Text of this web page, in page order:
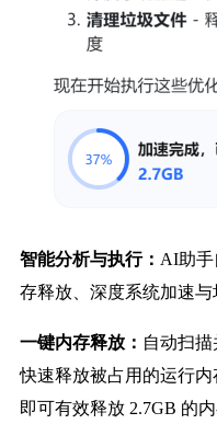
智能分析与执行： AI助手
存释放、深度系统加速与
一键内存释放： 自动扫描
快速释放被占用的运行
即可有效释放 2.7GB 的